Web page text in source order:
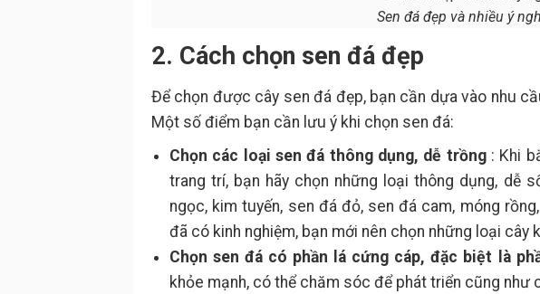
Sen đá đẹp và nhiều ý
2. Cách chọn sen đá đẹp
Để chọn được cây sen đá đẹp, bạn cần dựa vào nhu
Một số điểm bạn cần lưu ý khi chọn sen đá:
Chọn các loại sen đá thông dụng, dễ trồng: Khi
trang trí, bạn hãy chọn những loại thông dụng, dễ
ngọc, kim tuyến, sen đá đỏ, sen đá cam, móng
đã có kinh nghiệm, bạn mới nên chọn những loại cây
Chọn sen đá có phần lá cứng cáp, đặc biệt là
khỏe mạnh, có thể chăm sóc để phát triển cũng như